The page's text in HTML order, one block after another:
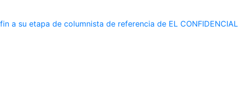
a su etapa de columnista de referencia de EL CONFIDENCIAL